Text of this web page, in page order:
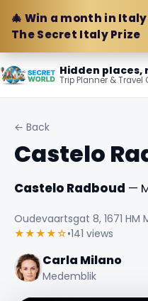
🎄 Win a month in
The Secret Italy Prize
Hidden places,
Trip Planner & Travel
← Back
Castelo
Castelo Radboud —
Oudevaartsgat 8, 1671 HM
★★★★☆•141 views
Carla Milano
Medemblik